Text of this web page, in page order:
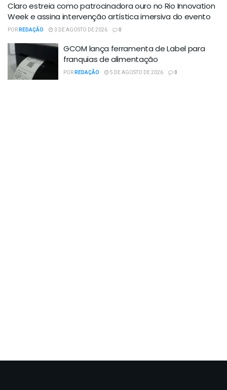
Claro estreia como patrocinadora ouro no Rio Innovation
Week e assina intervenção artística imersiva do evento
PORREDAÇÃO 3 DE AGOSTO DE 2026 0
GCOM lança ferramenta de Label para
franquias de alimentação
PORREDAÇÃO 5 DE AGOSTO DE 2026 0